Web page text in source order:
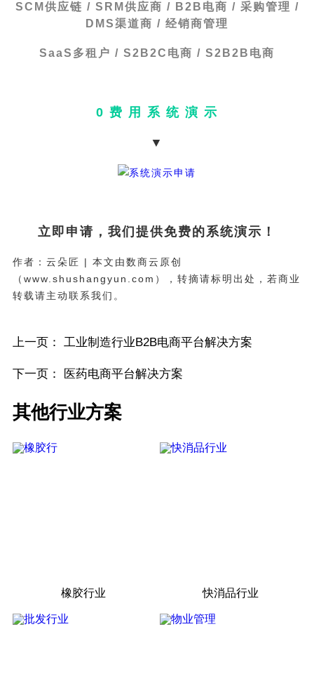
SCM供应链 / SRM供应商 / B2B电商 / 采购管理 /
DMS渠道商 / 经销商管理
SaaS多租户 / S2B2C电商 / S2B2B电商
0 费 用 系 统 演 示
▼
立即申请，我们提供免费的系统演示！
作者：云朵匠 | 本文由数商云原创
（www.shushangyun.com），转摘请标明出处，若商业
转载请主动联系我们。
上一页： 工业制造行业B2B电商平台解决方案
下一页： 医药电商平台解决方案
其他行业方案
橡胶行业 快消品行业